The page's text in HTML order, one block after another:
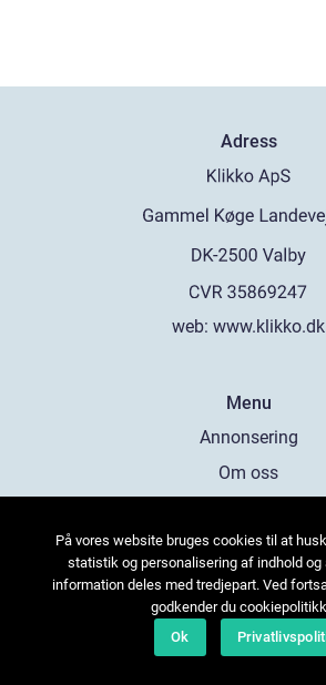
Adress
web: www.klikko.dk
Menu
Annonsering
Om oss
Kontakta oss
Sitemap
På vores website bruges cookies til at
statistik og personalisering af indhold og
information deles med tredjepart. Ved
godkender du
Ok